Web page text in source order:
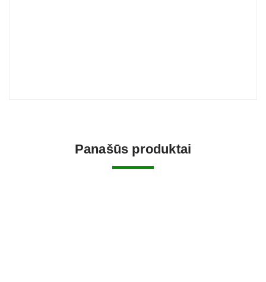
Panašūs produktai